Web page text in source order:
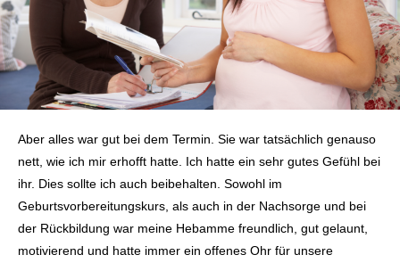
Aber alles war gut bei dem Termin. Sie war tatsächlich genauso
nett, wie ich mir erhofft hatte. Ich hatte ein sehr gutes Gefühl bei
ihr. Dies sollte ich auch beibehalten. Sowohl im
Geburtsvorbereitungskurs, als auch in der Nachsorge und bei
der Rückbildung war meine Hebamme freundlich, gut gelaunt,
motivierend und hatte immer ein offenes Ohr für unsere